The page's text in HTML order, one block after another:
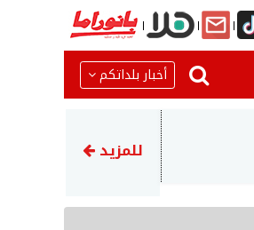
أخبار بلداتكم
رضيع بحالة حرجةبعد تعرضه
للمزيد